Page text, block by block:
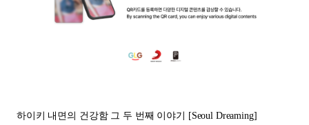
하이키 내면의 건강함 그 두 번째 이야기
[Seoul Dreaming]